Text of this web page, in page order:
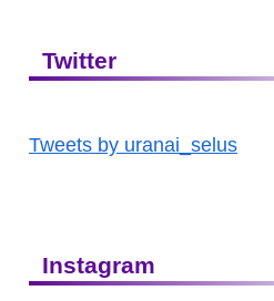
Twitter
Tweets by uranai_selus
Instagram